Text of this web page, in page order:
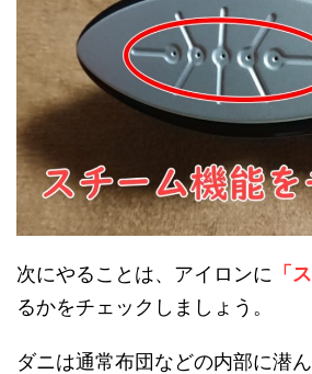
次にやることは、アイロンに 「
るかをチェックしましょう。
ダニは通常布団などの内部に潜ん